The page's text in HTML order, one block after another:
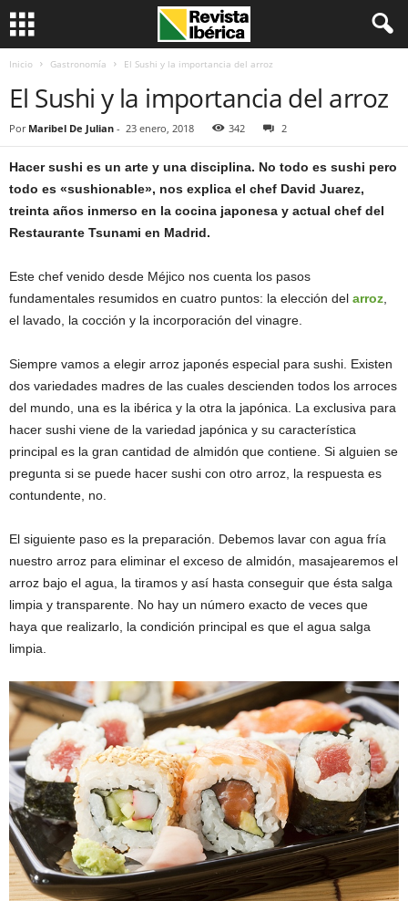
Inicio Gastronomía El Sushi y la importancia del arroz
El Sushi y la importancia del arroz
Por Maribel De Julian - 23 enero, 2018 342 2
Hacer sushi es un arte y una disciplina. No todo es sushi pero
todo es «sushionable», nos explica el chef David Juarez,
treinta años inmerso en la cocina japonesa y actual chef del
Restaurante Tsunami en Madrid.
Este chef venido desde Méjico nos cuenta los pasos
fundamentales resumidos en cuatro puntos: la elección del arroz
el lavado, la cocción y la incorporación del vinagre.
Siempre vamos a elegir arroz japonés especial para sushi. Existen
dos variedades madres de las cuales descienden todos los arroces
del mundo, una es la ibérica y la otra la japónica. La exclusiva para
hacer sushi viene de la variedad japónica y su característica
principal es la gran cantidad de almidón que contiene. Si alguien se
pregunta si se puede hacer sushi con otro arroz, la respuesta es
contundente, no.
El siguiente paso es la preparación. Debemos lavar con agua fría
nuestro arroz para eliminar el exceso de almidón, masajearemos el
arroz bajo el agua, la tiramos y así hasta conseguir que ésta salga
limpia y transparente. No hay un número exacto de veces que
haya que realizarlo, la condición principal es que el agua salga
limpia.